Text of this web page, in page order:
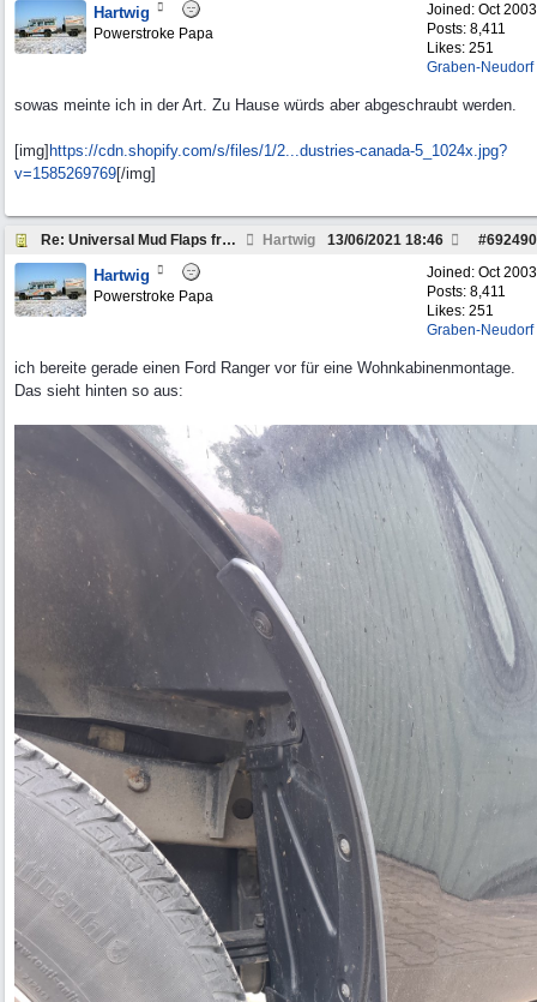
Joined: Oct 2003
Posts: 8,411
Likes: 251
Graben-Neudorf
Hartwig
Powerstroke Papa
sowas meinte ich in der Art. Zu Hause würds aber abgeschraubt werden.
[img] https://cdn.shopify.com/s/files/1/2...dustries-canada-5_1024x.jpg?
v=1585269769[/img]
Re: Universal Mud Flaps front ? Hartwig #692490
13/06/2021 18:46
Joined: Oct 2003
Posts: 8,411
Likes: 251
Graben-Neudorf
Hartwig
Powerstroke Papa
ich bereite gerade einen Ford Ranger vor für eine Wohnkabinenmontage.
Das sieht hinten so aus: